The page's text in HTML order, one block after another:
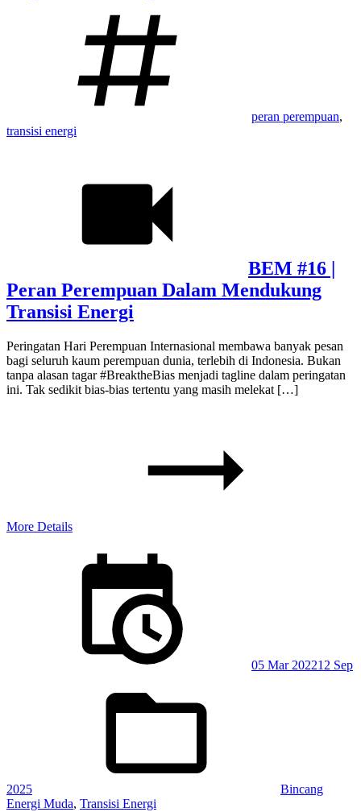
peran perempuan,
transisi energi
BEM #16 |
Peran Perempuan Dalam Mendukung
Transisi Energi
Peringatan Hari Perempuan Internasional membawa banyak pesan
bagi seluruh kaum perempuan dunia, terlebih di Indonesia. Bukan
tanpa alasan tagar #BreaktheBias menjadi tagline dalam peringatan
ini. Tak sedikit bias-bias tertentu yang masih melekat […]
More Details
05 Mar 202212 Sep
2025
Bincang
Energi Muda, Transisi Energi